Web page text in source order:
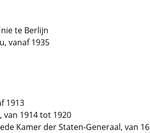
te Berlijn
vanaf 1935
1913
1914 tot 1920
Kamer der Staten-Generaal, van 16